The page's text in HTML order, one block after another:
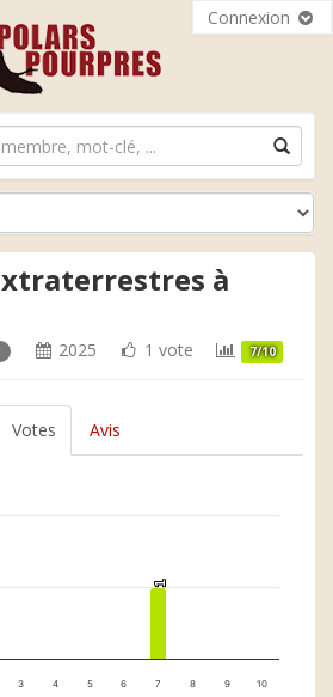
Connexion
à
2025 1 vote 7/10
Votes Avis
1
1
3 4 5 6 7 8 9 10